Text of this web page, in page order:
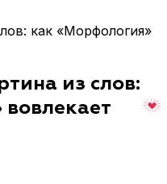
как «Морфология»
из слов: